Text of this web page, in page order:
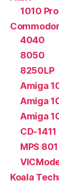
1010
4040
8050
8250LP
Amiga
Amiga
Amiga
CD-1411
MPS 801
Koala